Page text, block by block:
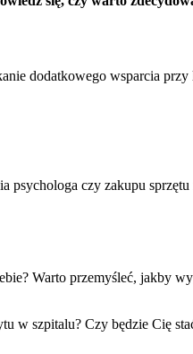
dodatkowego wsparcia
czy zakupu
Warto przemyśleć, jakby
w szpitalu? Czy będzie Cię